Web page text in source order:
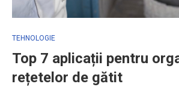
TEHNOLOGIE
Top 7 aplicații pentru
rețetelor de gătit